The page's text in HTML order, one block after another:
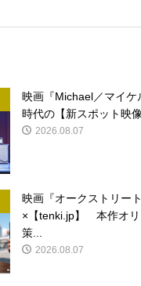
映画『Michael／マイ
時代の【新スポット映
2026.08.07
映画『オークストリート
×【tenki.jp】 本作オリ
策...
2026.08.07